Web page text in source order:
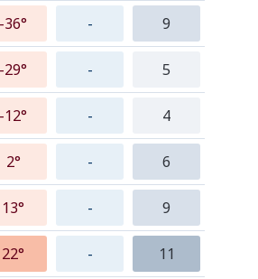
-36° - 9
-29° - 5
-12° - 4
2° - 6
13° - 9
22° - 11